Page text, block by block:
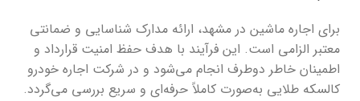
برای اجاره ماشین در مشهد، ارائه مدارک شناسایی و ضمانتی
معتبر الزامی است. این فرآیند با هدف حفظ امنیت قرارداد و
اطمینان خاطر دوطرف انجام می‌شود و در شرکت اجاره خودرو
کالسکه طلایی به‌صورت کاملاً حرفه‌ای و سریع بررسی می‌گردد.